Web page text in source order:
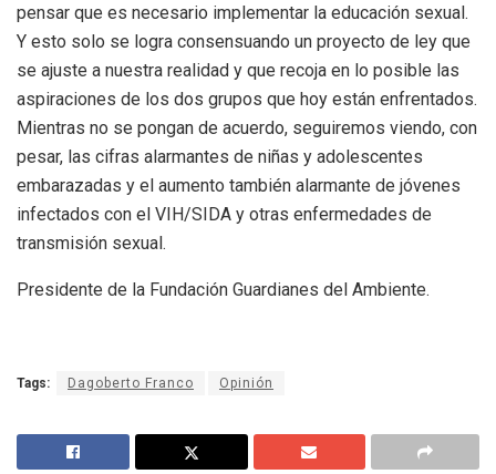
pensar que es necesario implementar la educación sexual.
Y esto solo se logra consensuando un proyecto de ley que
se ajuste a nuestra realidad y que recoja en lo posible las
aspiraciones de los dos grupos que hoy están enfrentados.
Mientras no se pongan de acuerdo, seguiremos viendo, con
pesar, las cifras alarmantes de niñas y adolescentes
embarazadas y el aumento también alarmante de jóvenes
infectados con el VIH/SIDA y otras enfermedades de
transmisión sexual.
Presidente de la Fundación Guardianes del Ambiente.
Tags: Dagoberto Franco Opinión